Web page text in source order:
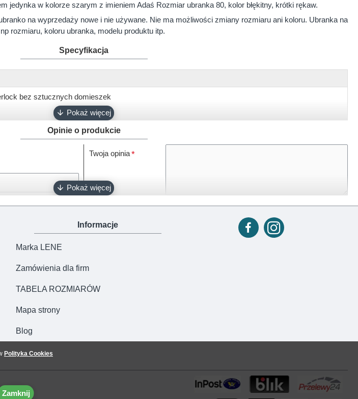
jedynka w kolorze szarym z imieniem Adaś Rozmiar ubranka 80, kolor błękitny, krótki rękaw.
na wyprzedaży nowe i nie używane. Nie ma możliwości zmiany rozmiaru ani koloru. Ubranka na
rozmiaru, koloru ubranka, modelu produktu itp.
Specyfikacja
bez sztucznych domieszek
turkusowy, szary, granatowy, czarny
Lene
Opinie o produkcie
Twoja opinia
Informacje
Marka LENE
Zamówienia dla firm
TABELA ROZMIARÓW
Mapa strony
Blog
Zamknij
Polityka Cookies